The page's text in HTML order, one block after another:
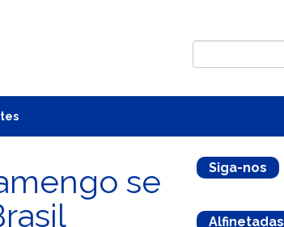
se
Siga-nos
Alfinetadas